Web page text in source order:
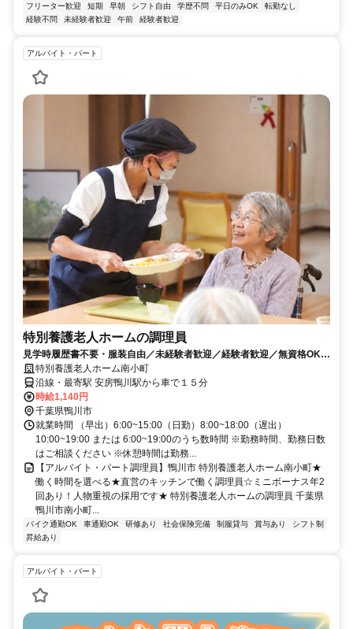
フリーター歓迎
短期 早朝 シフト自由 学歴不問 平日のみOK
転勤なし
経験不問
未経験者歓迎 午前 経験者歓迎
アルバイト・パート
特別養護老人ホームの調理員
見学時履歴書不要・服装自由／未経験者歓迎／経験者歓迎／無資格OK／
資格保有者優遇／教育体制充実／賞与昇給あり
特別養護老人ホーム南小町
沿線・最寄駅 安房鴨川駅から車で１５分
時給1,140円
千葉県鴨川市
就業時間 （早出）6:00~15:00（日勤）8:00~18:00（遅出）
10:00~19:00 または 6:00~19:00のうち数時間 ※勤務時間、勤務日数
はご相談ください ※休憩時間は勤務...
【アルバイト・パート調理員】鴨川市 特別養護老人ホーム南小町★
働く時間を選べる★直営のキッチンで働く調理員☆ミニボーナス年2
回あり！人物重視の採用です★ 特別養護老人ホームの調理員 千葉県
鴨川市南小町...
バイク通勤OK 車通勤OK 研修あり 社会保険完備 制服貸与 賞与あり
シフト制
昇給あり
アルバイト・パート